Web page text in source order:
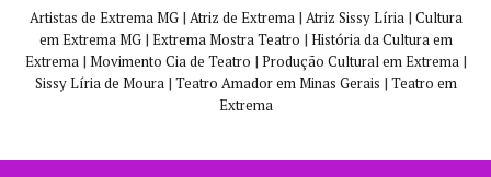
Artistas de Extrema MG| Atriz de Extrema| Atriz Sissy Líria| Cultura
em Extrema MG| Extrema Mostra Teatro | História da Cultura em
Extrema| Movimento Cia de Teatro | Produção Cultural em Extrema|
Sissy Líria de Moura| Teatro Amador em Minas Gerais | Teatro em
Extrema